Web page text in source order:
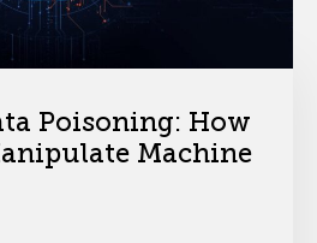
Poisoning: How
Machine